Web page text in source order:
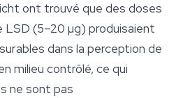
ont trouvé que des doses
(5–20 µg) produisaient
dans la perception de
milieu contrôlé, ce qui
ne sont pas